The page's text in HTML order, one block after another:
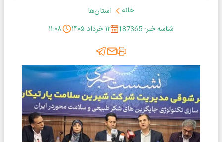
خانه
استان‌ها
شناسه خبر: 187365
۱۲ خرداد ۱۴۰۵ ۱۱:۰۸